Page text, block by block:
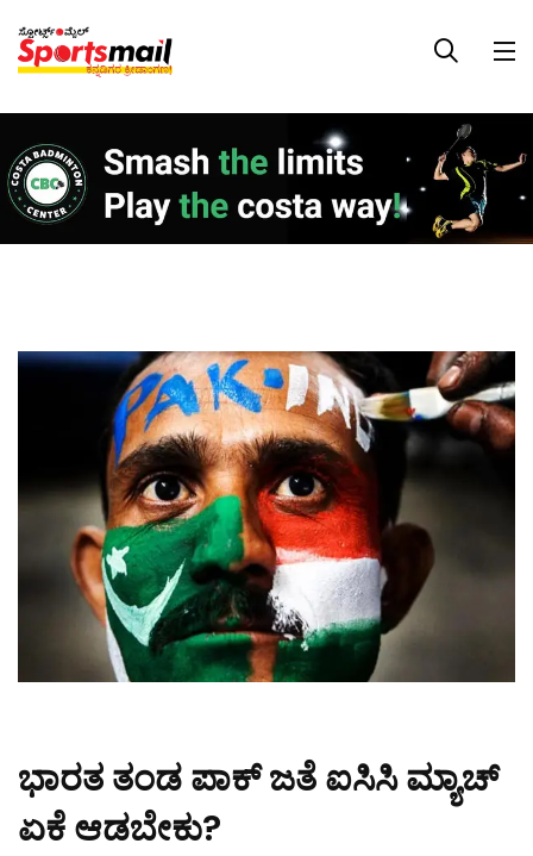
ಭಾರತ ತಂಡ ಪಾಕ್ ಜತೆ ಐಸಿಸಿ ಮ್ಯಾಚ್
ಏಕೆ ಆಡಬೇಕು?